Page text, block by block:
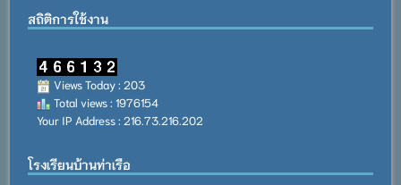
สถิติการใช้งาน
Views Today : 203
Total views : 1976154
Your IP Address : 216.73.216.202
โรงเรียนบ้านท่าเรือ